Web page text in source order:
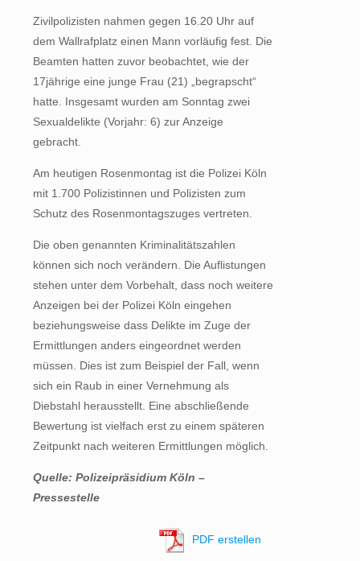
Zivilpolizisten nahmen gegen 16.20 Uhr auf
dem Wallrafplatz einen Mann vorläufig fest. Die
Beamten hatten zuvor beobachtet, wie der
17jährige eine junge Frau (21) „begrapscht“
hatte. Insgesamt wurden am Sonntag zwei
Sexualdelikte (Vorjahr: 6) zur Anzeige
gebracht.
Am heutigen Rosenmontag ist die Polizei Köln
mit 1.700 Polizistinnen und Polizisten zum
Schutz des Rosenmontagszuges vertreten.
Die oben genannten Kriminalitätszahlen
können sich noch verändern. Die Auflistungen
stehen unter dem Vorbehalt, dass noch weitere
Anzeigen bei der Polizei Köln eingehen
beziehungsweise dass Delikte im Zuge der
Ermittlungen anders eingeordnet werden
müssen. Dies ist zum Beispiel der Fall, wenn
sich ein Raub in einer Vernehmung als
Diebstahl herausstellt. Eine abschließende
Bewertung ist vielfach erst zu einem späteren
Zeitpunkt nach weiteren Ermittlungen möglich.
Quelle: Polizeipräsidium Köln –
Pressestelle
PDF erstellen